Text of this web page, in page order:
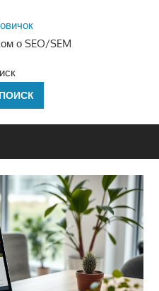
о SEO/SEM
ПОИСК